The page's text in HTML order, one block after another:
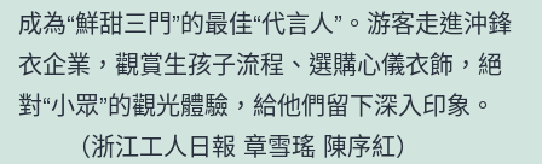
成為“鮮甜三門”的最佳“代言人”。游客走進沖鋒
衣企業，觀賞生孩子流程、選購心儀衣飾，絕
對“小眾”的觀光體驗，給他們留下深入印象。
（浙江工人日報 章雪瑤 陳序紅）